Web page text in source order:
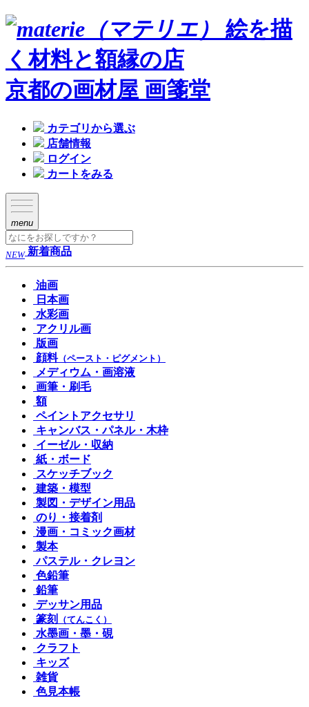
絵を描
く材料と額縁の店
京都の画材屋 画箋堂
カテゴリから選ぶ
店舗情報
ログイン
カートをみる
menu
NEW 新着商品
油画
日本画
水彩画
アクリル画
版画
顔料（ペースト・ピグメント）
メディウム・画溶液
画筆・刷毛
額
ペイントアクセサリ
キャンバス・パネル・木枠
イーゼル・収納
紙・ボード
スケッチブック
建築・模型
製図・デザイン用品
のり・接着剤
漫画・コミック画材
製本
パステル・クレヨン
色鉛筆
鉛筆
デッサン用品
篆刻
（てんこく）
水墨画・墨・硯
クラフト
キッズ
雑貨
色見本帳